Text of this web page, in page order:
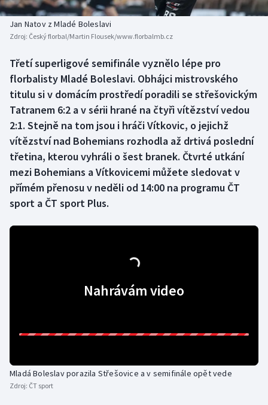
Biatlon
Box
Curling
Dostihy
Florbal
Futsal
Golf
Judo
Krasobruslení
Aplikace ČT sport
Jan Natov z Mladé Boleslavi
Zdroj: Český florbal/Martin Flousek/www.florbalmb.cz
Třetí superligové semifinále vyznělo lépe pro
florbalisty Mladé Boleslavi. Obhájci mistrovského
titulu si v domácím prostředí poradili se střešovickým
Tatranem 6:2 a v sérii hrané na čtyři vítězství vedou
2:1. Stejně na tom jsou i hráči Vítkovic, o jejichž
vítězství nad Bohemians rozhodla až drtivá poslední
třetina, kterou vyhráli o šest branek. Čtvrté utkání
mezi Bohemians a Vítkovicemi můžete sledovat v
přímém přenosu v neděli od 14:00 na programu ČT
sport a ČT sport Plus.
Nahrávám video
Mladá Boleslav porazila Střešovice a v semifinále opět vede
Zdroj: ČT sport